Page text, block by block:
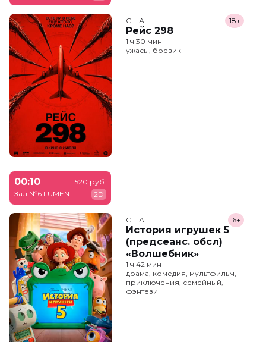
США
Рейс 298
18+
1 ч 30 мин
ужасы, боевик
00:10
Зал №6 LUMEN
520 руб.
2D
США
История игрушек 5
(предсеанс. обсл)
«Волшебник»
6+
1 ч 42 мин
драма, комедия, мультфильм,
приключения, семейный,
фэнтези